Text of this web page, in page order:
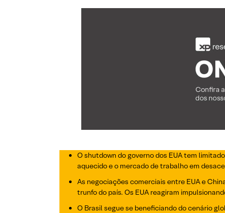
O shutdown do governo dos EUA tem
aquecido e o mercado de trabalho em
As negociações comerciais entre EUA e
trunfo do país. Os EUA reagiram
O Brasil segue se beneficiando do cenário